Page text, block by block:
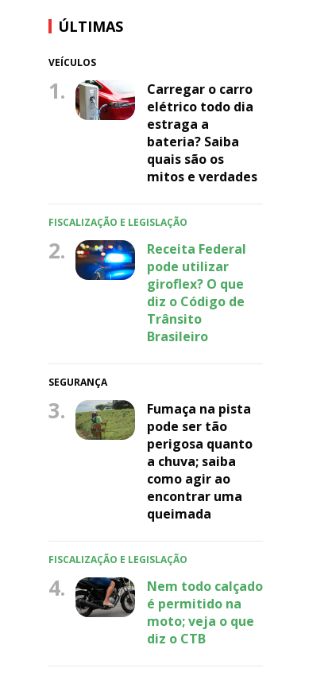
ÚLTIMAS
VEÍCULOS
1.
Carregar o carro
elétrico todo dia
estraga a
bateria? Saiba
quais são os
mitos e verdades
FISCALIZAÇÃO E LEGISLAÇÃO
2.
Receita Federal
pode utilizar
giroflex? O que
diz o Código de
Trânsito
Brasileiro
SEGURANÇA
3.
Fumaça na pista
pode ser tão
perigosa quanto
a chuva; saiba
como agir ao
encontrar uma
queimada
FISCALIZAÇÃO E LEGISLAÇÃO
4.
Nem todo calçado
é permitido na
moto; veja o que
diz o CTB